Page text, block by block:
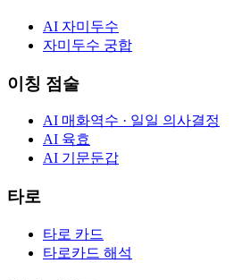
AI 자미두수
자미두수 궁합
이칭 점술
AI 매화역수 · 일일 의사결정
AI 육효
AI 기문둔갑
타로
타로 카드
타로카드 해석